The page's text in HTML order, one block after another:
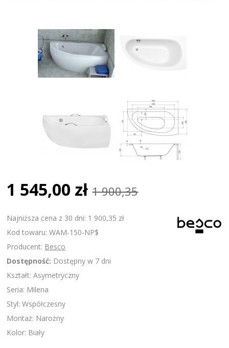
1 545,00 zł 1 900,35
Najniższa cena z 30 dni: 1 900,35 zł
Kod towaru: WAM-150-NP$
Producent: Besco
Dostępność: Dostępny w 7 dni
Kształt: Asymetryczny
Seria: Milena
Styl: Współczesny
Montaż: Narożny
Kolor: Biały